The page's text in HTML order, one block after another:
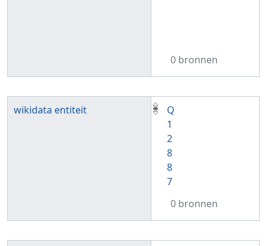
0 bronnen
wikidata entiteit
Q
1
2
8
8
7
0 bronnen